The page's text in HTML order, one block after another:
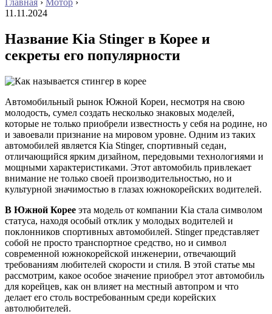
Главная › Мотор ›
11.11.2024
Название Kia Stinger в Корее и
секреты его популярности
Автомобильный рынок Южной Кореи, несмотря на свою
молодость, сумел создать несколько знаковых моделей,
которые не только приобрели известность у себя на родине, но
и завоевали признание на мировом уровне. Одним из таких
автомобилей является Kia Stinger, спортивный седан,
отличающийся ярким дизайном, передовыми технологиями и
мощными характеристиками. Этот автомобиль привлекает
внимание не только своей производительностью, но и
культурной значимостью в глазах южнокорейских водителей.
В Южной Корее эта модель от компании Kia стала символом
статуса, находя особый отклик у молодых водителей и
поклонников спортивных автомобилей. Stinger представляет
собой не просто транспортное средство, но и символ
современной южнокорейской инженерии, отвечающий
требованиям любителей скорости и стиля. В этой статье мы
рассмотрим, какое особое значение приобрел этот автомобиль
для корейцев, как он влияет на местный автопром и что
делает его столь востребованным среди корейских
автолюбителей.